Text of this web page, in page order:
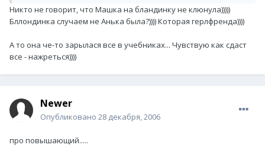
Никто не говорит, что Машка на бландинку не клюнула)))))
Бллондинка случаем не Анька была?)))) Которая герлфренда))))
А то она че-то зарылася все в учебниках... Чувствую как сдаст
все - нажреться))))
Newer
Опубликовано 28 декабря, 2006
про повышающий.....